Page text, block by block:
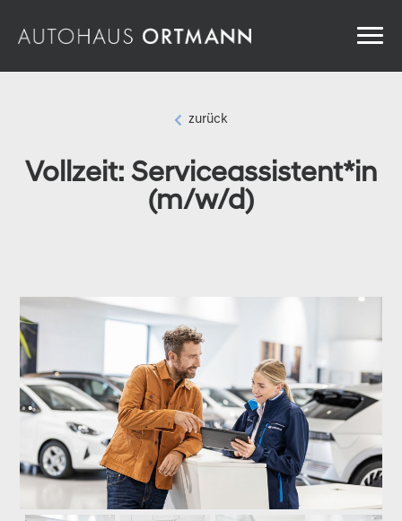
 zurück
Vollzeit: Serviceassistent*in
(m/w/d)